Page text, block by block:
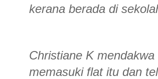
kerana berada di
Christiane K
memasuki flat itu dan